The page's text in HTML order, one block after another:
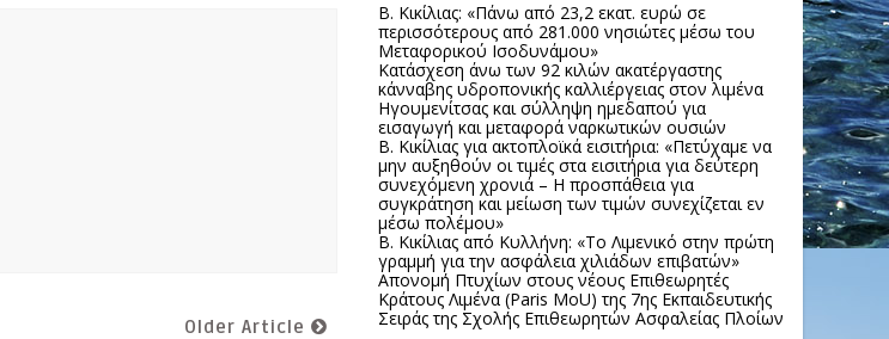
Older Article
Β. Κικίλιας: «Πάνω από 23,2 εκατ. ευρώ σε
περισσότερους από 281.000 νησιώτες μέσω του
Μεταφορικού Ισοδυνάμου»
Κατάσχεση άνω των 92 κιλών ακατέργαστης
κάνναβης υδροπονικής καλλιέργειας στον λιμένα
Ηγουμενίτσας και σύλληψη ημεδαπού για
εισαγωγή και μεταφορά ναρκωτικών ουσιών
Β. Κικίλιας για ακτοπλοϊκά εισιτήρια: «Πετύχαμε να
μην αυξηθούν οι τιμές στα εισιτήρια για δεύτερη
συνεχόμενη χρονιά – Η προσπάθεια για
συγκράτηση και μείωση των τιμών συνεχίζεται εν
μέσω πολέμου»
Β. Κικίλιας από Κυλλήνη: «Το Λιμενικό στην πρώτη
γραμμή για την ασφάλεια χιλιάδων επιβατών»
Απονομή Πτυχίων στους νέους Επιθεωρητές
Κράτους Λιμένα (Paris MoU) της 7ης Εκπαιδευτικής
Σειράς της Σχολής Επιθεωρητών Ασφαλείας Πλοίων